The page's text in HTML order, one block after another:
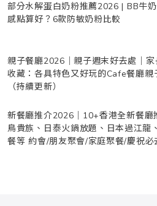
部分水解蛋白奶粉推薦2026 | BB牛
感點算好？6款防敏奶粉比較
親子餐廳2026｜親子週末好去處｜家
收藏：各具特色又好玩的Cafe餐廳親
（持續更新）
新餐廳推介2026｜10+香港全新餐廳
鳥貴族、日泰火鍋放題、日本過江龍
餐等 約會/朋友聚會/家庭聚餐/慶祝必